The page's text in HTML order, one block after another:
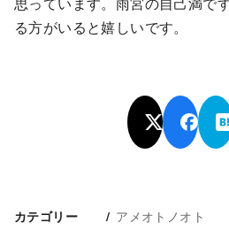
る方がいると嬉しいです。
カテゴリー アメオトノオト